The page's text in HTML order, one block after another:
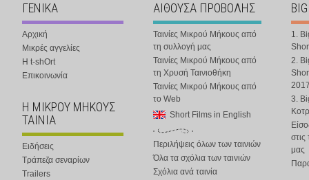
ΓΕΝΙΚΑ
Αρχική
Μικρές αγγελίες
Η t-shOrt
Επικοινωνία
Η ΜΙΚΡΟΥ ΜΗΚΟΥΣ
ΤΑΙΝΙΑ
Ειδήσεις
Τράπεζα σεναρίων
Trailers
ΑΙΘΟΥΣΑ ΠΡΟΒΟΛΗΣ
Ταινίες Μικρού Μήκους από
τη συλλογή μας
Ταινίες Μικρού Μήκους από
τη Χρυσή Ταινιοθήκη
Ταινίες Μικρού Μήκους από
το Web
Short Films in English
Περιλήψεις όλων των ταινιών
Όλα τα σχόλια των ταινιών
Σχόλια ανά ταινία
1.
2.
3.
στις
μας